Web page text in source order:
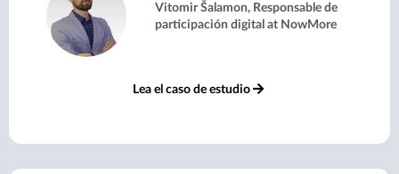
Vitomir Šalamon, Responsable de
participación digital at NowMore
Lea el caso de estudio